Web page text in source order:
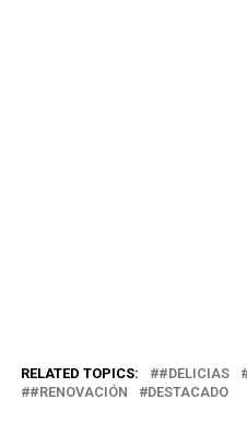
RELATED TOPICS: #DELICIAS
#RENOVACIÓN
DESTACADO